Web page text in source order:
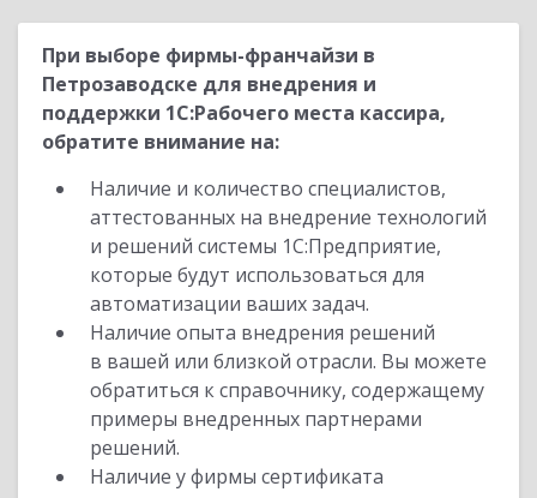
При выборе фирмы-франчайзи в
Петрозаводске для внедрения и
поддержки 1С:Рабочего места кассира,
обратите внимание на:
Наличие и количество специалистов,
аттестованных на внедрение технологий
и решений системы 1С:Предприятие,
которые будут использоваться для
автоматизации ваших задач.
Наличие опыта внедрения решений
в вашей или близкой отрасли. Вы можете
обратиться к справочнику, содержащему
примеры внедренных партнерами
решений.
Наличие у фирмы сертификата